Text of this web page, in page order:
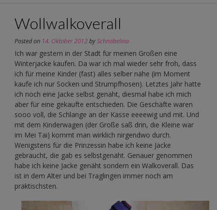
Wollwalkoverall
Posted on 14. Oktober 2012bySchnabelina
Ich war gestern in der Stadt für meinen Großen eine
Winterjacke kaufen. Da war ich mal wieder sehr froh, dass
ich für meine Kinder (fast) alles selber nähe (im Moment
kaufe ich nur Socken und Strumpfhosen). Letztes Jahr hatte
ich noch eine Jacke selbst genäht, diesmal habe ich mich
aber für eine gekaufte entschieden. Die Geschäfte waren
sooo voll, die Schlange an der Kasse eeeewig und mit. Und
mit dem Kinderwagen (der Große saß drin, die Kleine war
im Mei Tai) kommt man wirklich nirgendwo durch.
Wenigstens für die Prinzessin habe ich keine Jacke
gebraucht, die gab es selbstgenäht. Genauer genommen
habe ich keine Jacke genäht sondern ein Walkoverall. Das
ist in dem Alter und bei Traglingen immer noch am
praktischsten.